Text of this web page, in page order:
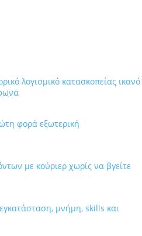
λογισμικό κατασκοπείας ικανό
φορά εξωτερική
με κούριερ χωρίς να βγείτε
μνήμη, skills και